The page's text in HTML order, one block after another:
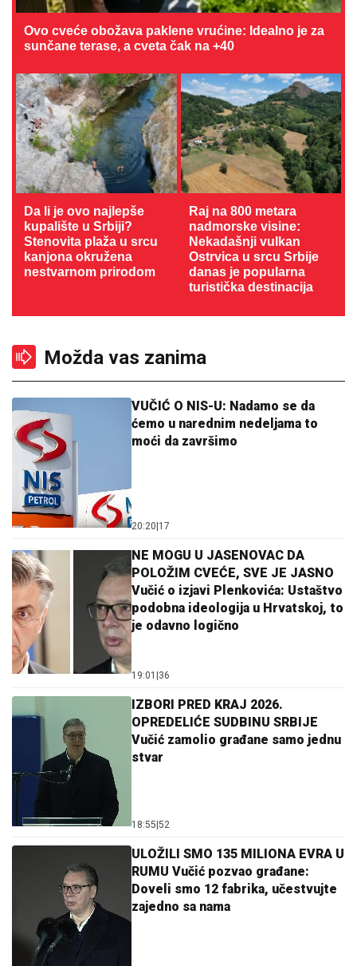
Ovo cveće obožava paklene vrućine: Idealno je za
sunčane terase, a cveta čak na +40
Da li je ovo najlepše
kupalište u Srbiji?
Stenovita plaža u srcu
kanjona okružena
nestvarnom prirodom
Raj na 800 metara
nadmorske visine:
Nekadašnji vulkan
Ostrvica u srcu Srbije
danas je popularna
turistička destinacija
Možda vas zanima
VUČIĆ O NIS-U: Nadamo se da
ćemo u narednim nedeljama to
moći da završimo
20:20|17
NE MOGU U JASENOVAC DA
POLOŽIM CVEĆE, SVE JE JASNO
Vučić o izjavi Plenkovića: Ustaštvo
podobna ideologija u Hrvatskoj, to
je odavno logično
19:01 |36
IZBORI PRED KRAJ 2026.
OPREDELIĆE SUDBINU SRBIJE
Vučić zamolio građane samo jednu
stvar
18:55|52
ULOŽILI SMO 135 MILIONA EVRA U
RUMU Vučić pozvao građane:
Doveli smo 12 fabrika, učestvujte
zajedno sa nama